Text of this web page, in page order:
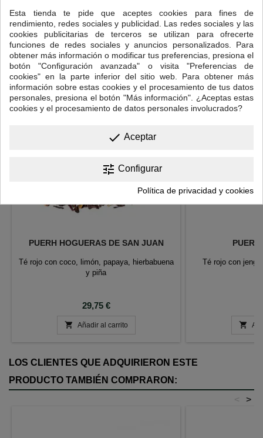
Temperatura del agua: 95ºC.
Tiempo de infusión: 3 minutos.
16 OTROS PRODUCTOS EN LA MISMA CATEGORÍA:
>
<
PUERH HOGUERAS DE SAN JUAN
Té rojo con coco, limón, papaya, hierbabuena
y piña
Precio
29,75 €
 Añadir al carrito
Té rojo con

LOS CLIENTES QUE ADQUIRIERON ESTE
PRODUCTO TAMBIÉN COMPRARON:
>
<
Esta tienda te pide que aceptes cookies para fines de
rendimiento, redes sociales y publicidad. Las redes sociales y las
cookies publicitarias de terceros se utilizan para ofrecerte
funciones de redes sociales y anuncios personalizados. Para
obtener más información o modificar tus preferencias, presiona el
botón "Configuración avanzada" o visita "Preferencias de
cookies" en la parte inferior del sitio web. Para obtener más
información sobre estas cookies y el procesamiento de tus datos
personales, presiona el botón "Más información". ¿Aceptas estas
cookies y el procesamiento de datos personales involucrados?
done Aceptar
tune Configurar
Política de privacidad y cookies